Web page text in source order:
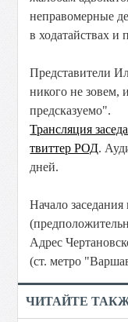
неправомерные
в ходатайствах и
Представители
никого не зовем,
предсказуемо".
Трансляция
твиттер РОД.
дней.
Начало
Адрес
(ст. метро
ЧИТАЙТЕ